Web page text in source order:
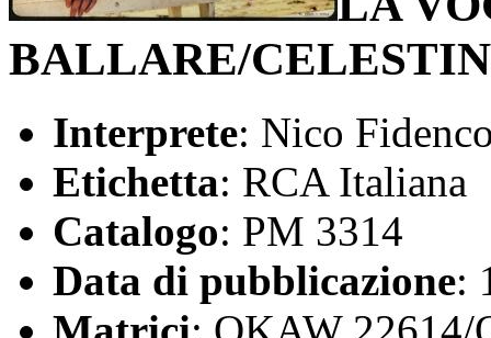
BALLARE/
Interprete: Nico
Etichetta: RCA Italiana
Catalogo: PM 3314
Data di pubblicazione: